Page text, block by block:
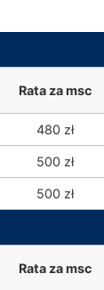
Rata za msc
480 zł
500 zł
500 zł
Rata za msc